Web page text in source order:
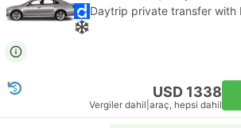
USD 1338
Vergiler dahil araç, hepsi dahil